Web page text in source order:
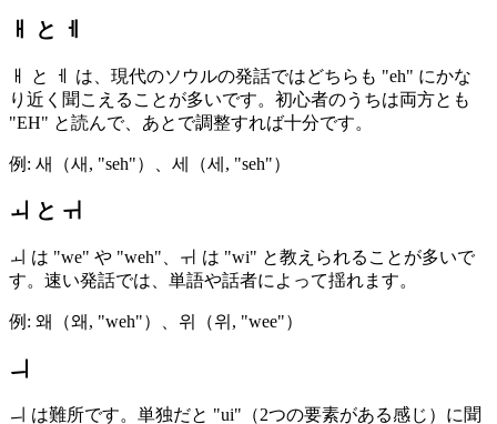
ㅐ と ㅔ
ㅐ と ㅔ は、現代のソウルの発話ではどちらも "eh" にかな
り近く聞こえることが多いです。初心者のうちは両方とも
"EH" と読んで、あとで調整すれば十分です。
例: 새（새, "seh"）、세（세, "seh"）
ㅚ と ㅟ
ㅚ は "we" や "weh"、ㅟ は "wi" と教えられることが多いで
す。速い発話では、単語や話者によって揺れます。
例: 왜（왜, "weh"）、위（위, "wee"）
ㅢ
ㅢ は難所です。単独だと "ui"（2つの要素がある感じ）に聞